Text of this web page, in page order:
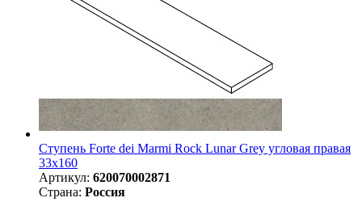
Ступень Forte dei Marmi Rock Lunar Grey угловая правая
33x160
Артикул: 620070002871
Страна: Россия